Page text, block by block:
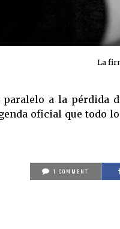
La
paralelo a la pérdida
oficial que todo
del
1 COMMENT